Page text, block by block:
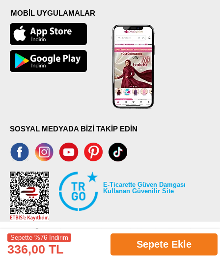
Sepette %76 İndirim
336,00 TL Sepete Ekle
MOBİL UYGULAMALAR
SOSYAL MEDYADA BİZİ TAKİP EDİN
E-Ticarette Güven Damgası
Kullanan Güvenilir Site
©2026 Tüm modaselvim.com hakları saklıdır.